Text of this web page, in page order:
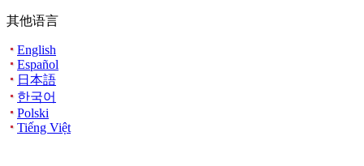
其他语言
English
Español
日本語
한국어
Polski
Tiếng Việt